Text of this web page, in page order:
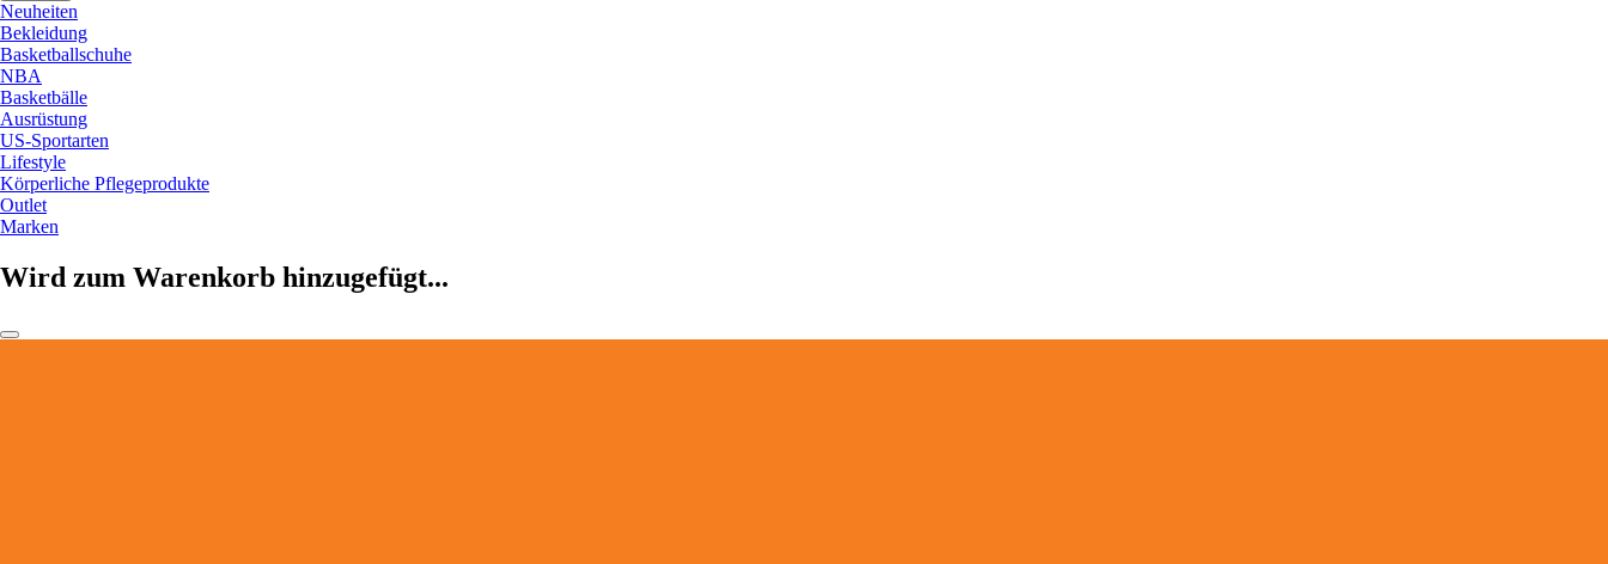
Neuheiten
Bekleidung
Basketballschuhe
NBA
Basketbälle
Ausrüstung
US-Sportarten
Lifestyle
Körperliche Pflegeprodukte
Outlet
Marken
Wird zum Warenkorb hinzugefügt...